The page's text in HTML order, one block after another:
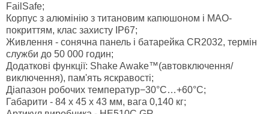
FailSafe;
Корпус з алюмінію з титановим капюшоном і MAO-
покриттям, клас захисту IP67;
Живлення - сонячна панель і батарейка CR2032, термін
служби до 50 000 годин;
Додаткові функції: Shake Awake™(автовключення/
виключення), пам'ять яскравості;
Діапазон робочих температур−30°C…+60°C;
Габарити - 84 х 45 х 43 мм, вага 0,140 кг;